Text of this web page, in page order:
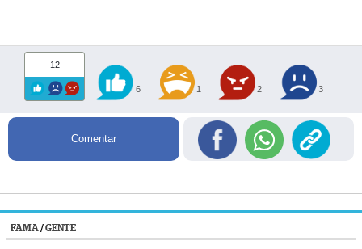
12
6 1 2 3
Comentar
FAMA /GENTE